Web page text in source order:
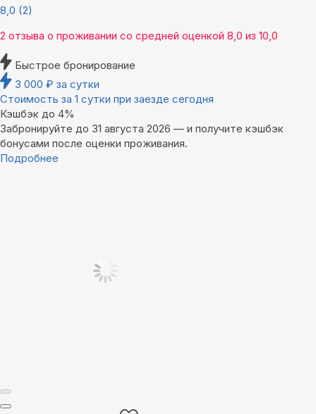
8,0 (2)
2 отзыва о проживании со средней оценкой 8,0 из 10,0
Быстрое бронирование
3 000 ₽ за сутки
Стоимость за 1 сутки при заезде сегодня
Кэшбэк до 4%
Забронируйте до 31 августа 2026 — и получите кэшбэк
бонусами после оценки проживания.
Подробнее